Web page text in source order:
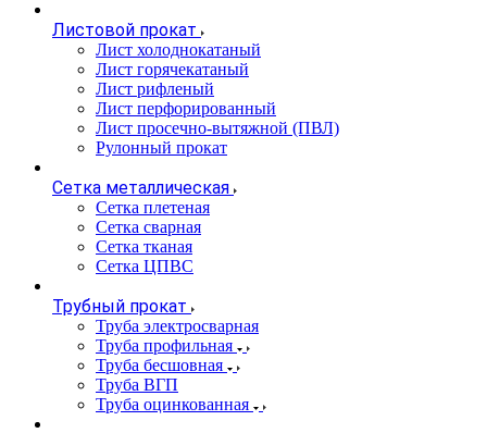
Листовой прокат
Лист холоднокатаный
Лист горячекатаный
Лист рифленый
Лист перфорированный
Лист просечно-вытяжной (ПВЛ)
Рулонный прокат
Сетка металлическая
Сетка плетеная
Сетка сварная
Сетка тканая
Сетка ЦПВС
Трубный прокат
Труба электросварная
Труба профильная
Труба бесшовная
Труба ВГП
Труба оцинкованная